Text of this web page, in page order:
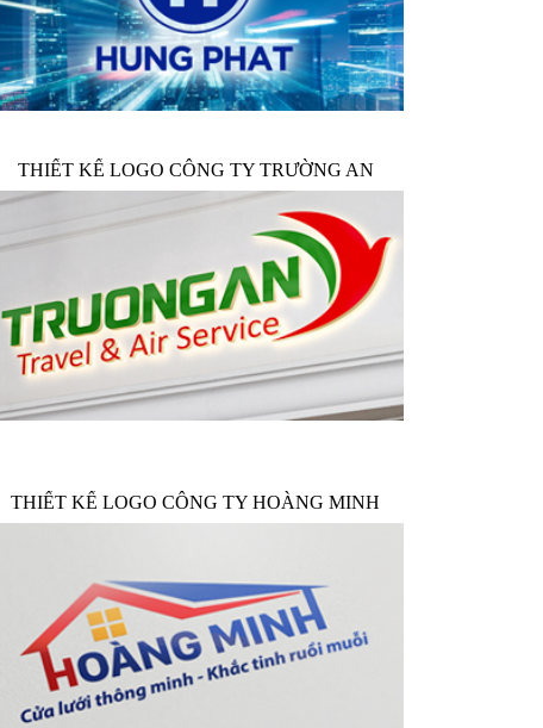
THIẾT KẾ LOGO CÔNG TY TRƯỜNG AN
THIẾT KẾ LOGO CÔNG TY HOÀNG MINH